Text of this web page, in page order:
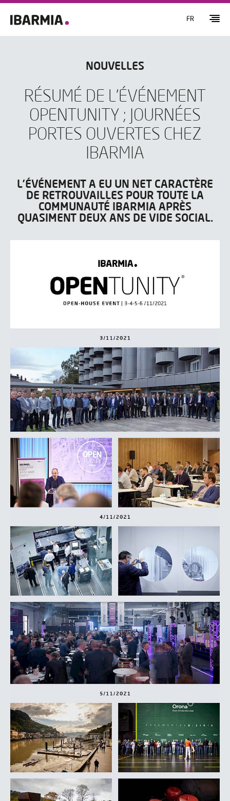
FR
NOUVELLES
RÉSUMÉ DE L’ÉVÉNEMENT
OPENTUNITY ; JOURNÉES
PORTES OUVERTES CHEZ
IBARMIA
L’ÉVÉNEMENT A EU UN NET CARACTÈRE
DE RETROUVAILLES POUR TOUTE LA
COMMUNAUTÉ IBARMIA APRÈS
QUASIMENT DEUX ANS DE VIDE SOCIAL.